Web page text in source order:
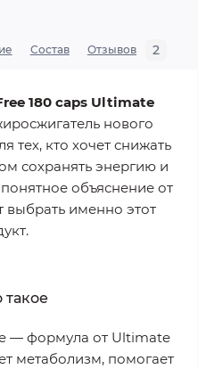
Состав Отзывов 2
180 caps Ultimate
нового
тех, кто хочет снижать
сохранять энергию и
объяснение от
выбрать именно этот
такое
— формула от Ultimate
метаболизм, помогает